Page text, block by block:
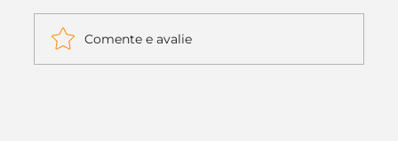
Comente e avalie